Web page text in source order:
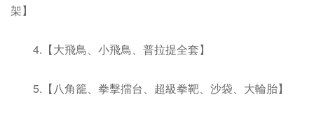
架】
4.【大飛鳥、小飛鳥、普拉提全套】
5.【八角籠、拳擊擂台、超級拳靶、沙袋、大輪胎】